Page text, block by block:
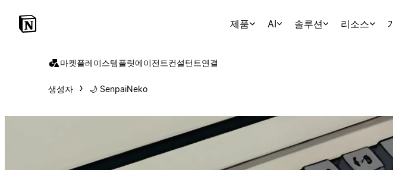
제품 AI 솔루션 리소스
마켓플레이스템플릿에이전트컨설턴트연결
생성자 🌙 SenpaiNeko